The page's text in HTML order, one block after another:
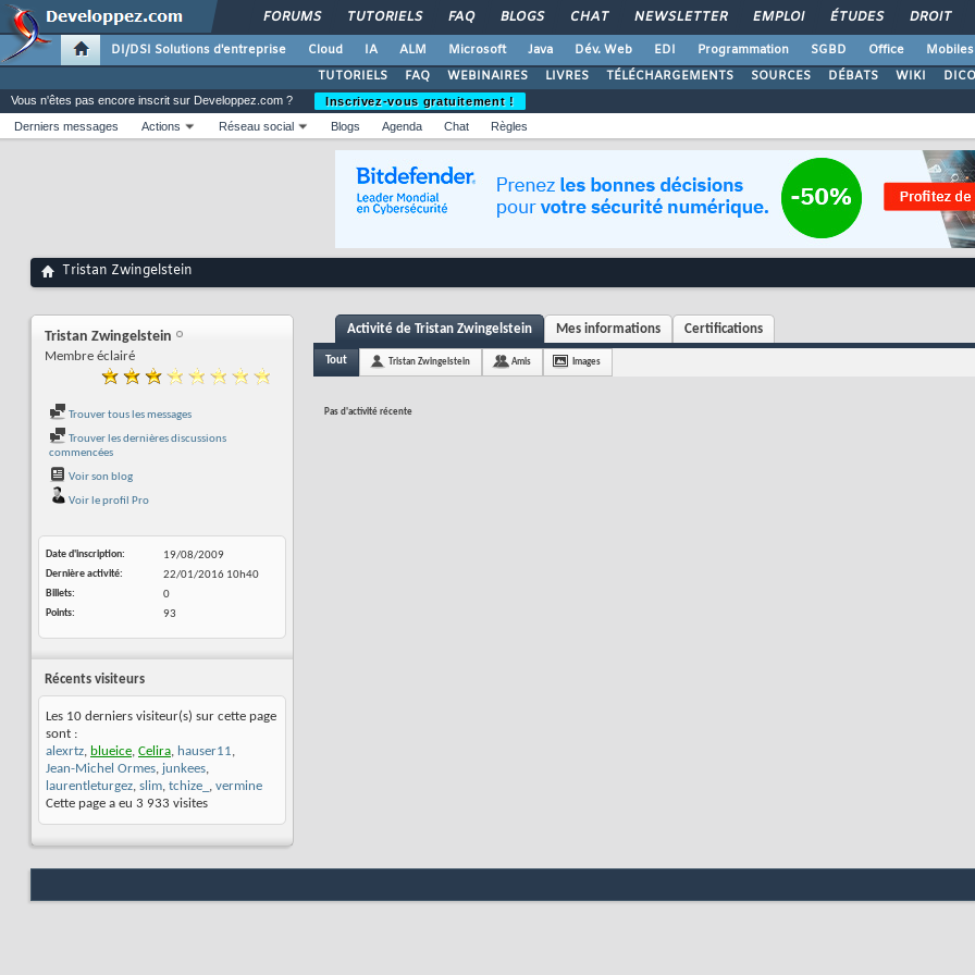
FORUMS TUTORIELS FAQ BLOGS CHAT NEWSLETTER EMPLOI ÉTUDES DROIT
DI/DSI Solutions d'entreprise Cloud IA ALM Microsoft Java Dév. Web EDI Programmation SGBD Office Mobiles
TUTORIELS
FAQ WEBINAIRES LIVRES TÉLÉCHARGEMENTS SOURCES DÉBATS WIKI DICO
Vous n'êtes pas encore inscrit sur Developpez.com ?
Inscrivez-vous gratuitement !
Derniers messages
Actions Réseau social Blogs Agenda Chat Règles
Tristan Zwingelstein
Tristan Zwingelstein
Membre éclairé
Trouver tous les messages
Trouver les dernières discussions
commencées
Voir son blog
Voir le profil Pro
Date d'inscription
19/08/2009
Dernière activité
22/01/2016 10h40
Billets
0
Points
93
Récents visiteurs
Les 10 derniers visiteur(s) sur cette page
sont :
alexrtz, blueice, Celira, hauser11,
Jean-Michel Ormes, junkees,
laurentleturgez, slim, tchize_ , vermine
Cette page a eu 3 933 visites
Activité de Tristan Zwingelstein Mes informations Certifications
Tout Tristan Zwingelstein Amis Images
Pas d'activité récente